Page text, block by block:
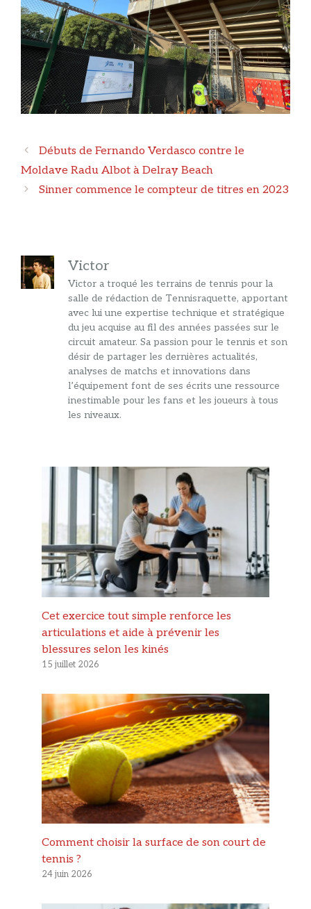
Navigation
des
articles
Débuts de Fernando Verdasco contre le
Moldave Radu Albot à Delray Beach
Sinner commence le compteur de titres en 2023
Victor
Victor a troqué les terrains de tennis pour la
salle de rédaction de Tennisraquette, apportant
avec lui une expertise technique et stratégique
du jeu acquise au fil des années passées sur le
circuit amateur. Sa passion pour le tennis et son
désir de partager les dernières actualités,
analyses de matchs et innovations dans
l’équipement font de ses écrits une ressource
inestimable pour les fans et les joueurs à tous
les niveaux.
Cet exercice tout simple renforce les
articulations et aide à prévenir les
blessures selon les kinés
15 juillet 2026
Comment choisir la surface de son court de
tennis ?
24 juin 2026